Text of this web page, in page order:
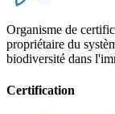
Organisme de
propriétaire du
biodiversité dans
Certification